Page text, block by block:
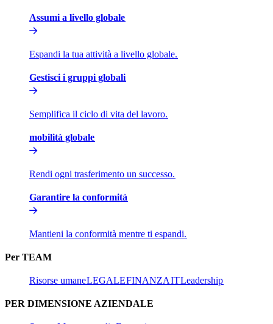
Assumi a livello globale​​
Espandi la tua attività a livello globale.​​
Gestisci i gruppi globali​​
Semplifica il ciclo di vita del lavoro.​​
mobilità globale​​
Rendi ogni trasferimento un successo.​​
Garantire la conformità​​
Mantieni la conformità mentre ti espandi.​​
Per TEAM​​
Risorse umane​​LEGALE​​FINANZA​​IT​​Leadership​​
PER DIMENSIONE AZIENDALE​​